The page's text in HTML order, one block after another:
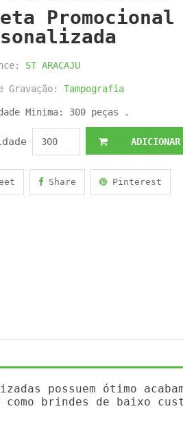
ST ARACAJU
Gravação: Tampografia
Minima: 300 peças .
ADICIONAR
Share Pinterest
possuem ótimo
brindes de baixo